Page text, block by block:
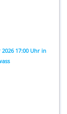
17:00 Uhr in